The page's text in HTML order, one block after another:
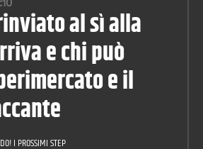
al sì alla
e chi può
e il
I PROSSIMI STEP